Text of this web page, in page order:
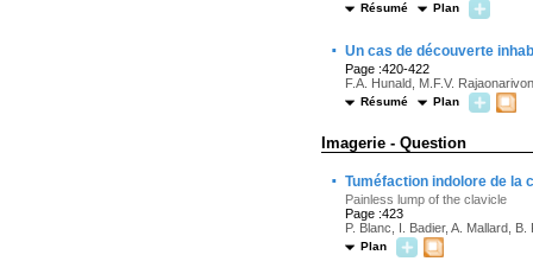
Résumé Plan
· Un cas de découverte
Page :420-422
F.A. Hunald, M.F.V.
Résumé Plan
Imagerie - Question
· Tuméfaction indolore de la
Painless lump of the clavicle
Page :423
P. Blanc, I. Badier, A. Mallard,
Plan